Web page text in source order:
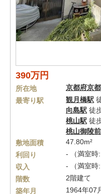
390万円
所在地 京都府京
最寄り駅
観月橋駅
向島駅 徒
桃山駅 徒
桃山御陵
敷地面積
47.80m²
利回り
- （満室時:
収入
- （満室時:
階数
2階建て
築年月
1964年07